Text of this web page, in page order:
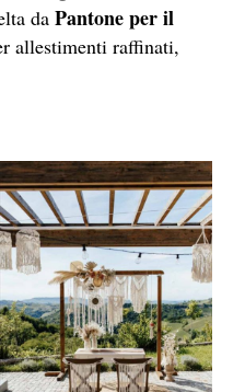
da Pantone per il
allestimenti raffinati,